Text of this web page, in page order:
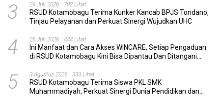
3 29 Juli 2026 702 Lihat
RSUD Kotamobagu Terima Kunker Kancab BPJS Tondano,
Tinjau Pelayanan dan Perkuat Sinergi Wujudkan UHC
4 26 Juli 2026 444 Lihat
Ini Manfaat dan Cara Akses WINCARE, Setiap Pengaduan
di RSUD Kotamobagu Kini Bisa Dipantau Dan Ditangani
5 3 Agustus 2026 333 Lihat
RSUD Kotamobagu Terima Siswa PKL SMK
Muhammadiyah, Perkuat Sinergi Dunia Pendidikan dan